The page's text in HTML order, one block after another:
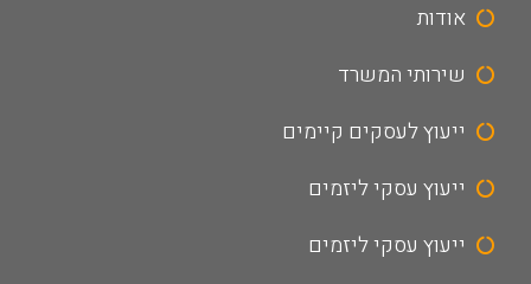
אודות
שירותי המשרד
ייעוץ לעסקים קיימים
ייעוץ עסקי ליזמים
ייעוץ עסקי ליזמים